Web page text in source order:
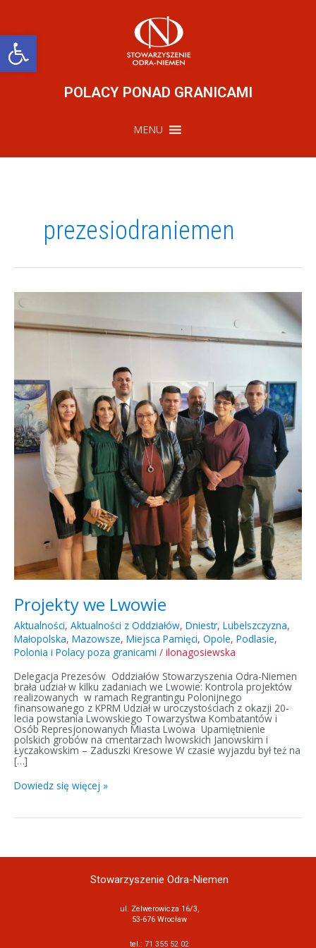
Otwórz pasek narzędzi
POLACY PONAD GRANICAMI
MENU
prezesiodraniemen
Projekty we Lwowie
Aktualności, Aktualności z Oddziałów, Dniestr, Lubelszczyzna,
Małopolska, Mazowsze, Miejsca Pamięci, Opole, Podlasie,
Polonia i Polacy poza granicami / ilonagosiewska
Delegacja Prezesów Oddziałów Stowarzyszenia Odra-Niemen
brała udział w kilku zadaniach we Lwowie: Kontrola projektów
realizowanych w ramach Regrantingu Polonijnego
finansowanego z KPRM Udział w uroczystościach z okazji 20-
lecia powstania Lwowskiego Towarzystwa Kombatantów i
Osób Represjonowanych Miasta Lwowa Upamiętnienie
polskich grobów na cmentarzach lwowskich Janowskim i
Łyczakowskim – Zaduszki Kresowe W czasie wyjazdu był też na
[…]
Projekty
we
Dowiedz się więcej »
Stowarzyszenie Odra-Niemen
ul. Zelwerowicza 16/3,
53-676 Wrocław
tel.: 71 355 52 02